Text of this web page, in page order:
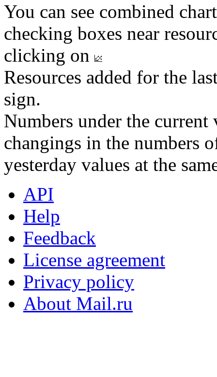
You can see combined
checking boxes near
clicking on
Resources added for the
sign.
Numbers under the
changings in the numbers
yesterday values at the
API
Help
Feedback
License agreement
Privacy policy
About Mail.ru